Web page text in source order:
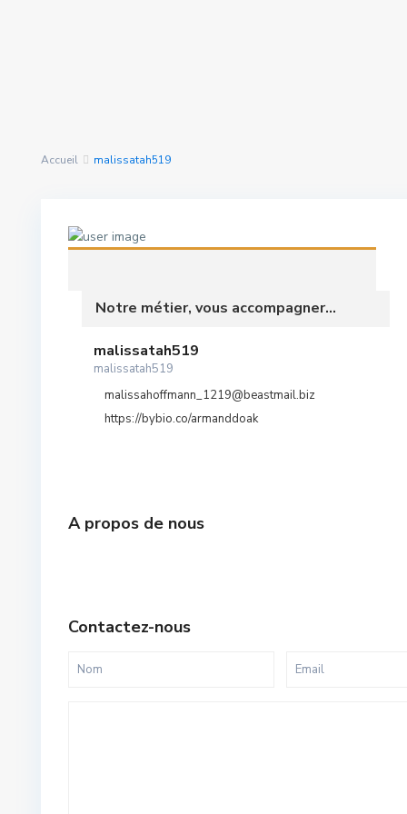
Accueil malissatah519
Notre métier, vous accompagner...
malissatah519
malissatah519
malissahoffmann_1219@beastmail.biz
https://bybio.co/armanddoak
A propos de nous
Contactez-nous